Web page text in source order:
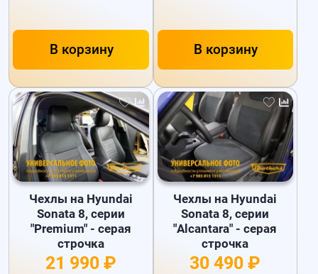
В корзину В корзину
Чехлы на Hyundai
Sonata 8, серии
"Premium" - серая
строчка
21 990 ₽
Чехлы на Hyundai
Sonata 8, серии
"Alcantara" - серая
строчка
30 490 ₽